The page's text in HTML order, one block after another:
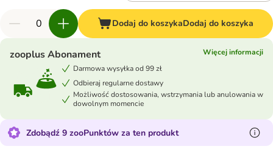
Dodaj do koszykaDodaj do koszyka
zooplus Abonament
Więcej informacji
Darmowa wysyłka od 99 zł
Odbieraj regularne dostawy
Możliwość dostosowania, wstrzymania lub anulowania w
dowolnym momencie
Zdobądź 9 zooPunktów za ten produkt